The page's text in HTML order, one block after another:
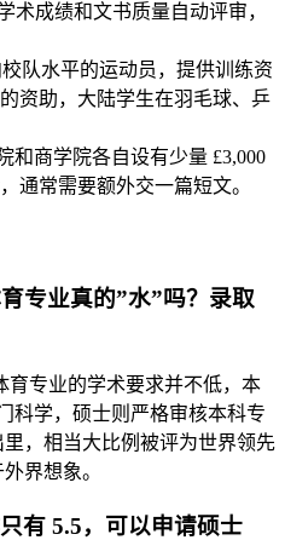
术成绩和文书质量自动评审，
校队水平的运动员，提供训练资
资助，大陆学生在羽毛球、乒
和商学院各自设有少量 £3,000
通常需要额外交一篇短文。
专业真的”水”吗？录取
育专业的学术要求并不低，本
科学，硕士则严格审核本科专
，相当大比例被评为世界领先
界想象。
有 5.5，可以申请硕士